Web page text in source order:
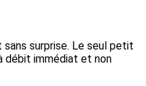
sans surprise. Le seul petit
débit immédiat et non